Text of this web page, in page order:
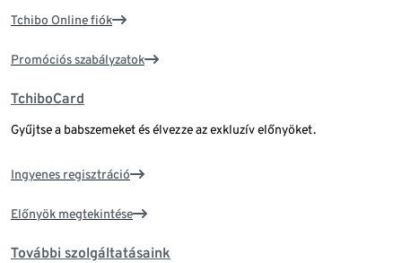
Tchibo Online fiók
Promóciós szabályzatok
TchiboCard
Gyűjtse a babszemeket és élvezze az exkluzív előnyöket.
Ingyenes regisztráció
Előnyök megtekintése
További szolgáltatásaink